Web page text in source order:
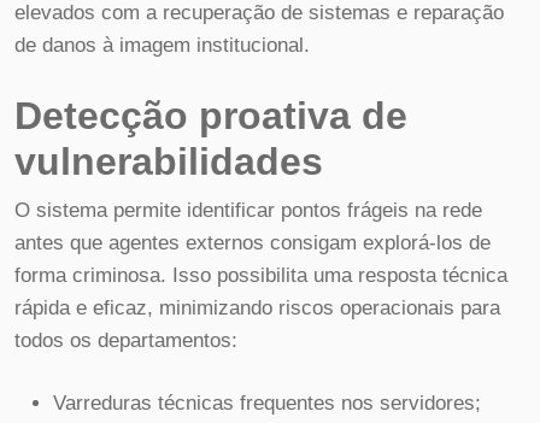
elevados com a recuperação de sistemas e reparação
de danos à imagem institucional.
Detecção proativa de
vulnerabilidades
O sistema permite identificar pontos frágeis na rede
antes que agentes externos consigam explorá-los de
forma criminosa. Isso possibilita uma resposta técnica
rápida e eficaz, minimizando riscos operacionais para
todos os departamentos:
Varreduras técnicas frequentes nos servidores;